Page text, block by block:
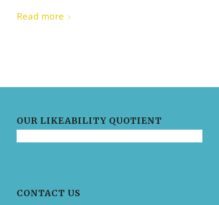
Read more
OUR LIKEABILITY QUOTIENT
CONTACT US